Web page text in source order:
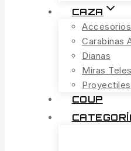
CAZA
Carabinas
Dianas
Miras
Proyectiles
COUP